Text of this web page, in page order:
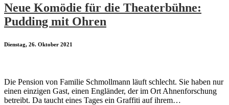
Neue Komödie für die Theaterbühne:
Pudding mit Ohren
Dienstag, 26. Oktober 2021
Die Pension von Familie Schmollmann läuft schlecht. Sie haben nur
einen einzigen Gast, einen Engländer, der im Ort Ahnenforschung
betreibt. Da taucht eines Tages ein Graffiti auf ihrem…